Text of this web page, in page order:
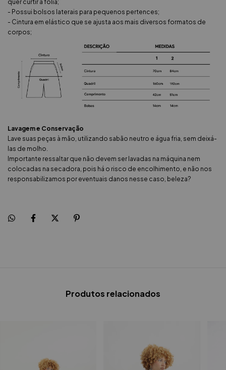
quer curtir a folia;
- Possui bolsos laterais para pequenos pertences;
- Cintura em elástico que se ajusta aos mais diversos formatos de
corpos;
Lavagem e Conservação
Lave suas peças à mão, utilizando sabão neutro e água fria, sem deixá-
las de molho.
Importante ressaltar que não devem ser lavadas na máquina nem
colocadas na secadora, pois há o risco de encolhimento, e não nos
responsabilizamos por eventuais danos nesse caso, beleza?
Produtos relacionados